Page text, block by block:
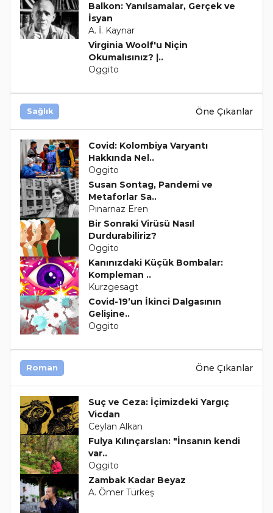
Balkon: Yanılsamalar, Gerçek ve
İsyan
A. İ. Kaynar
Virginia Woolf'u Niçin
Okumalısınız? |..
Oggito
Sağlık Öne Çıkanlar
Covid: Kolombiya Varyantı
Hakkında Nel..
Oggito
Susan Sontag, Pandemi ve
Metaforlar Sa..
Pınarnaz Eren
Bir Sonraki Virüsü Nasıl
Durdurabiliriz?
Oggito
Kanınızdaki Küçük Bombalar:
Kompleman ..
Kurzgesagt
Covid-19’un İkinci Dalgasının
Gelişine..
Oggito
Roman Öne Çıkanlar
Suç ve Ceza: İçimizdeki Yargıç
Vicdan
Ceylan Alkan
Fulya Kılınçarslan: "İnsanın kendi
var..
Oggito
Zambak Kadar Beyaz
A. Ömer Türkeş